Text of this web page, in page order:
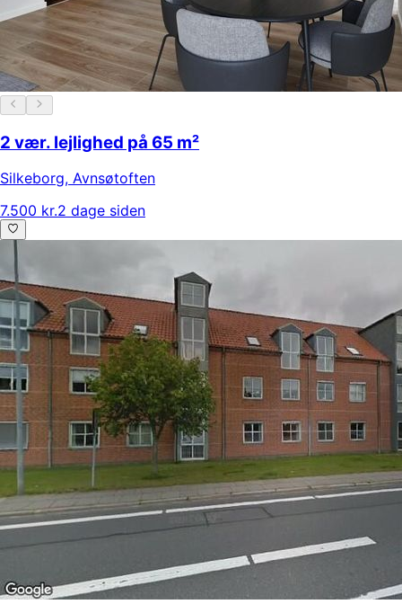
2 vær. lejlighed på 65 m²
Silkeborg, Avnsøtoften
7.500 kr.2 dage siden